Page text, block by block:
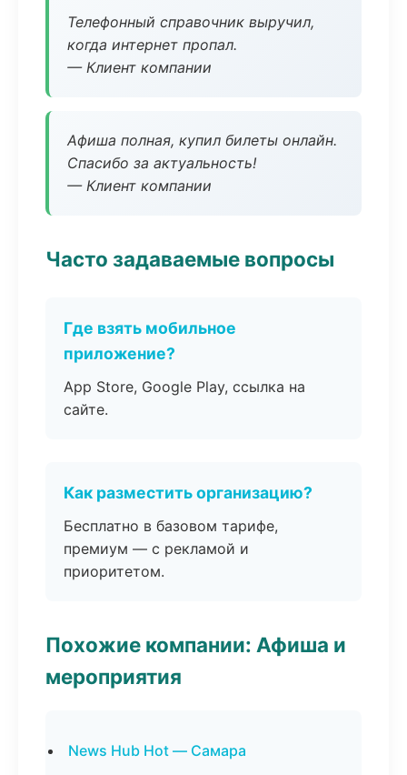
Телефонный справочник выручил,
когда интернет пропал.
— Клиент компании
Афиша полная, купил билеты онлайн.
Спасибо за актуальность!
— Клиент компании
Часто задаваемые вопросы
Где взять мобильное
приложение?
App Store, Google Play, ссылка на
сайте.
Как разместить организацию?
Бесплатно в базовом тарифе,
премиум — с рекламой и
приоритетом.
Похожие компании: Афиша и
мероприятия
News Hub Hot — Самара